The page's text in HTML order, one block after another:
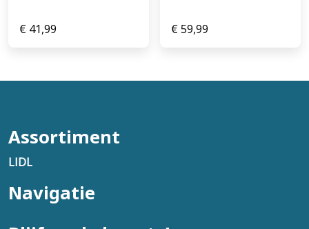
€ 41,99 €59,99
Assortiment
LIDL
Navigatie